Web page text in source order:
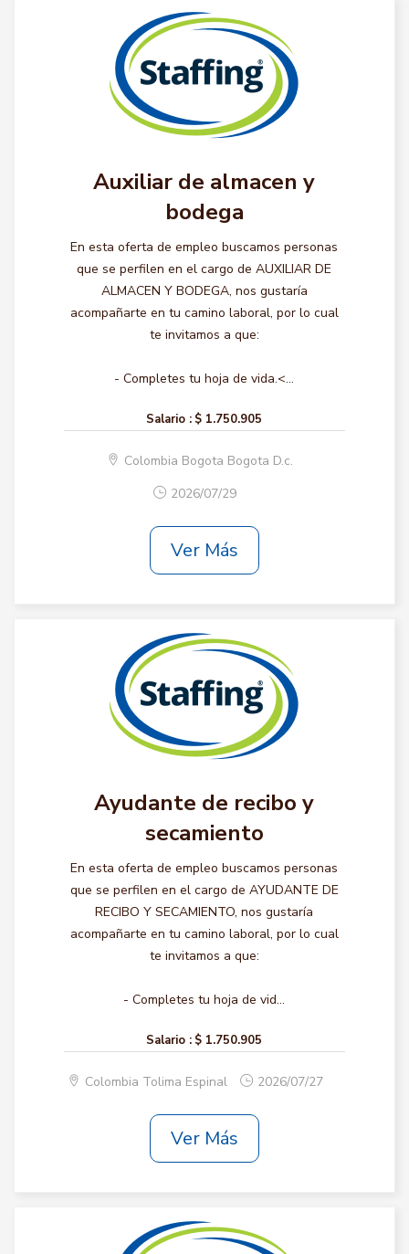
Auxiliar de almacen y
bodega
En esta oferta de empleo buscamos personas
que se perfilen en el cargo de AUXILIAR DE
ALMACEN Y BODEGA, nos gustaría
acompañarte en tu camino laboral, por lo cual
te invitamos a que:
- Completes tu hoja de vida.<...
Salario : $ 1.750.905
Colombia Bogota Bogota D.c.
2026/07/29
Ver Más
Ayudante de recibo y
secamiento
En esta oferta de empleo buscamos personas
que se perfilen en el cargo de AYUDANTE DE
RECIBO Y SECAMIENTO, nos gustaría
acompañarte en tu camino laboral, por lo cual
te invitamos a que:
- Completes tu hoja de vid...
Salario : $ 1.750.905
Colombia Tolima Espinal 2026/07/27
Ver Más